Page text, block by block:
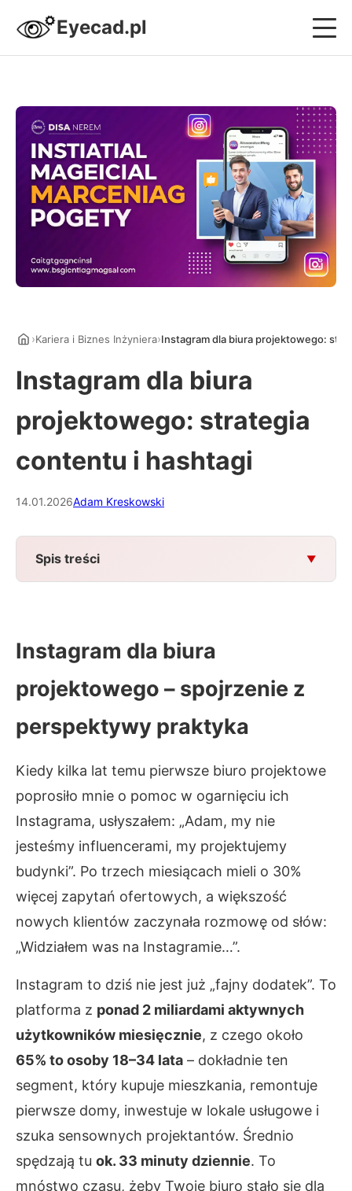
Eyecad.pl
Nowoczesne Budownictwo
Design i Wnętrza
Strefa Sprzętowa
Kariera i Biznes Inżyniera
›Kariera i Biznes Inżyniera›Instagram dla biura projektowego:
Instagram dla biura
projektowego: strategia
contentu i hashtagi
14.01.2026Adam Kreskowski
Spis treści
Instagram dla biura
projektowego – spojrzenie z
perspektywy praktyka
Kiedy kilka lat temu pierwsze biuro projektowe
poprosiło mnie o pomoc w ogarnięciu ich
Instagrama, usłyszałem: „Adam, my nie
jesteśmy influencerami, my projektujemy
budynki”. Po trzech miesiącach mieli o 30%
więcej zapytań ofertowych, a większość
nowych klientów zaczynała rozmowę od słów:
„Widziałem was na Instagramie…”.
Instagram to dziś nie jest już „fajny dodatek”. To
platforma z ponad 2 miliardami aktywnych
użytkowników miesięcznie, z czego około
65% to osoby 18–34 lata – dokładnie ten
segment, który kupuje mieszkania, remontuje
pierwsze domy, inwestuje w lokale usługowe i
szuka sensownych projektantów. Średnio
spędzają tu ok. 33 minuty dziennie. To
mnóstwo czasu, żeby Twoje biuro stało się dla